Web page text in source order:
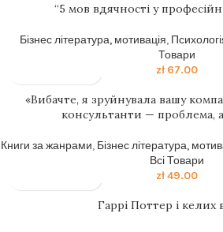
“5 мов вдячності у
Бізнес література, мотивація,
Товари
zł67.00
«Вибачте, я зруйнувала вашу
консультанти — проблема,
Книги за жанрами, Бізнес література,
Всі Товари
zł49.00
Гаррі Поттер і келих